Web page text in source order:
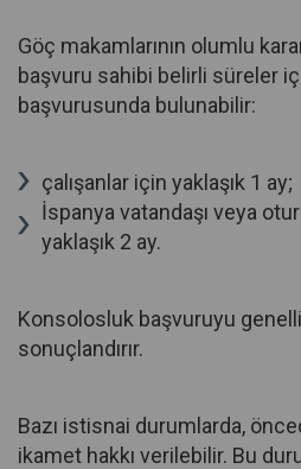
Göç makamlarının olumlu
başvuru sahibi belirli süreler
başvurusunda bulunabilir:
çalışanlar için yaklaşık 1 ay;
İspanya vatandaşı veya
yaklaşık 2 ay.
Konsolosluk başvuruyu
sonuçlandırır.
Bazı istisnai durumlarda,
ikamet hakkı verilebilir. Bu